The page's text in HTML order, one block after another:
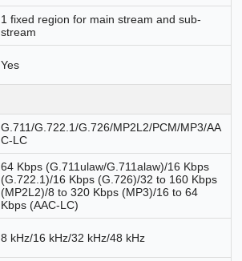
1 fixed region for main stream and sub-
stream
Yes
G.711/G.722.1/G.726/MP2L2/PCM/MP3/AA
C-LC
64 Kbps (G.711ulaw/G.711alaw)/16 Kbps
(G.722.1)/16 Kbps (G.726)/32 to 160 Kbps
(MP2L2)/8 to 320 Kbps (MP3)/16 to 64
Kbps (AAC-LC)
8 kHz/16 kHz/32 kHz/48 kHz